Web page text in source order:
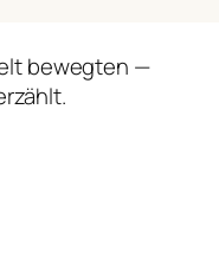
bewegten —